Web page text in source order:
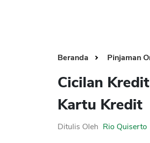
Beranda Pinjaman
Cicilan
Kartu Kredit
Ditulis Oleh Rio Quiserto